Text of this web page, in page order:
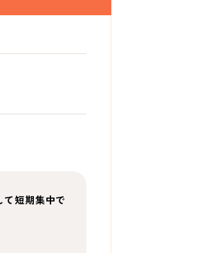
短期集中で